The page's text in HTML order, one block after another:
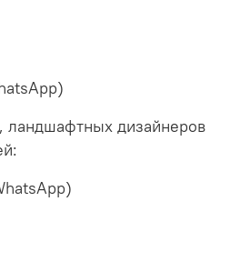
ландшафтных дизайнеров